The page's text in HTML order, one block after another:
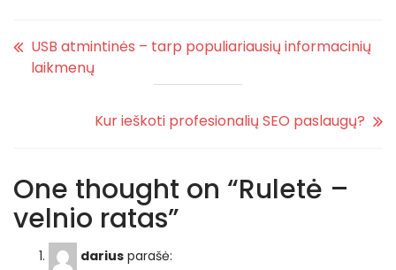
USB atmintinės – tarp populiariausių informacinių
laikmenų
Kur ieškoti profesionalių SEO paslaugų?
One thought on “Ruletė –
velnio ratas”
darius parašė: